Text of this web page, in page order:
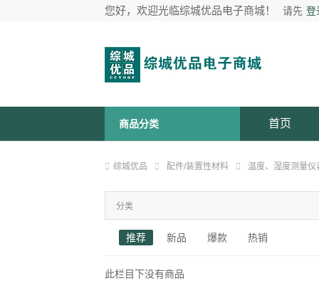
您好，欢迎光临综城优品电子商城！ 请先 登
商品分类 首页
综城优品 配件/装置性材料 温度、湿度测量仪
分类
推荐 新品 爆款 热销
此栏目下没有商品